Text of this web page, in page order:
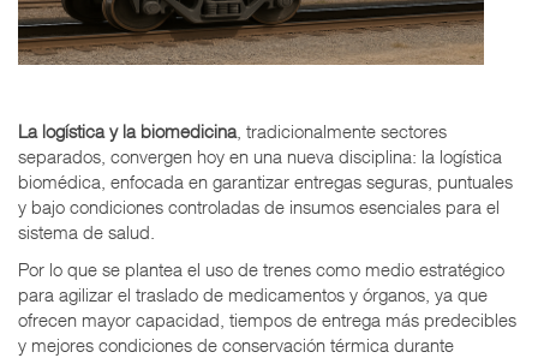
La logística y la biomedicina, tradicionalmente sectores
separados, convergen hoy en una nueva disciplina: la logística
biomédica, enfocada en garantizar entregas seguras, puntuales
y bajo condiciones controladas de insumos esenciales para el
sistema de salud.
Por lo que se plantea el uso de trenes como medio estratégico
para agilizar el traslado de medicamentos y órganos, ya que
ofrecen mayor capacidad, tiempos de entrega más predecibles
y mejores condiciones de conservación térmica durante